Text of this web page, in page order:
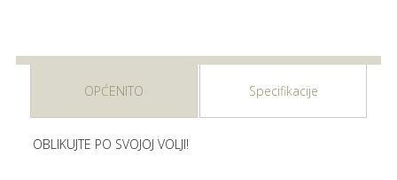
OPĆENITO Specifikacije
OBLIKUJTE PO SVOJOJ VOLJI!